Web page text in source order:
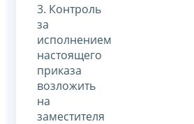
3. Контроль
за
исполнением
настоящего
приказа
возложить
на
заместителя